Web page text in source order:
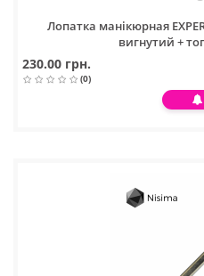
Лопатка манікюрная
вигнутий +
230.00 грн.
(0)